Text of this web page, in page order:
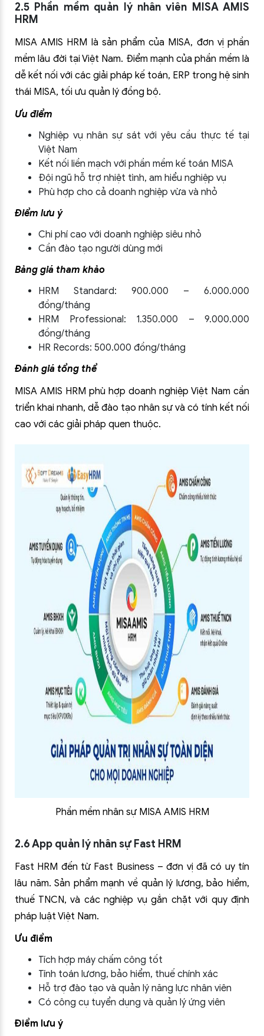
2.5 Phần mềm quản lý nhân viên MISA AMIS
HRM
MISA AMIS HRM là sản phẩm của MISA, đơn vị phần
mềm lâu đời tại Việt Nam. Điểm mạnh của phần mềm là
dễ kết nối với các giải pháp kế toán, ERP trong hệ sinh
thái MISA, tối ưu quản lý đồng bộ.
Ưu điểm
Nghiệp vụ nhân sự sát với yêu cầu thực tế tại
Việt Nam
Kết nối liền mạch với phần mềm kế toán MISA
Đội ngũ hỗ trợ nhiệt tình, am hiểu nghiệp vụ
Phù hợp cho cả doanh nghiệp vừa và nhỏ
Điểm lưu ý
Chi phí cao với doanh nghiệp siêu nhỏ
Cần đào tạo người dùng mới
Bảng giá tham khảo
HRM Standard: 900.000 – 6.000.000
đồng/tháng
HRM Professional: 1.350.000 – 9.000.000
đồng/tháng
HR Records: 500.000 đồng/tháng
Đánh giá tổng thể
MISA AMIS HRM phù hợp doanh nghiệp Việt Nam cần
triển khai nhanh, dễ đào tạo nhân sự và có tính kết nối
cao với các giải pháp quen thuộc.
Phần mềm nhân sự MISA AMIS HRM
2.6 App quản lý nhân sự Fast HRM
Fast HRM đến từ Fast Business – đơn vị đã có uy tín
lâu năm. Sản phẩm mạnh về quản lý lương, bảo hiểm,
thuế TNCN, và các nghiệp vụ gắn chặt với quy định
pháp luật Việt Nam.
Ưu điểm
Tích hợp máy chấm công tốt
Tính toán lương, bảo hiểm, thuế chính xác
Hỗ trợ đào tạo và quản lý năng lực nhân viên
Có công cụ tuyển dụng và quản lý ứng viên
Điểm lưu ý